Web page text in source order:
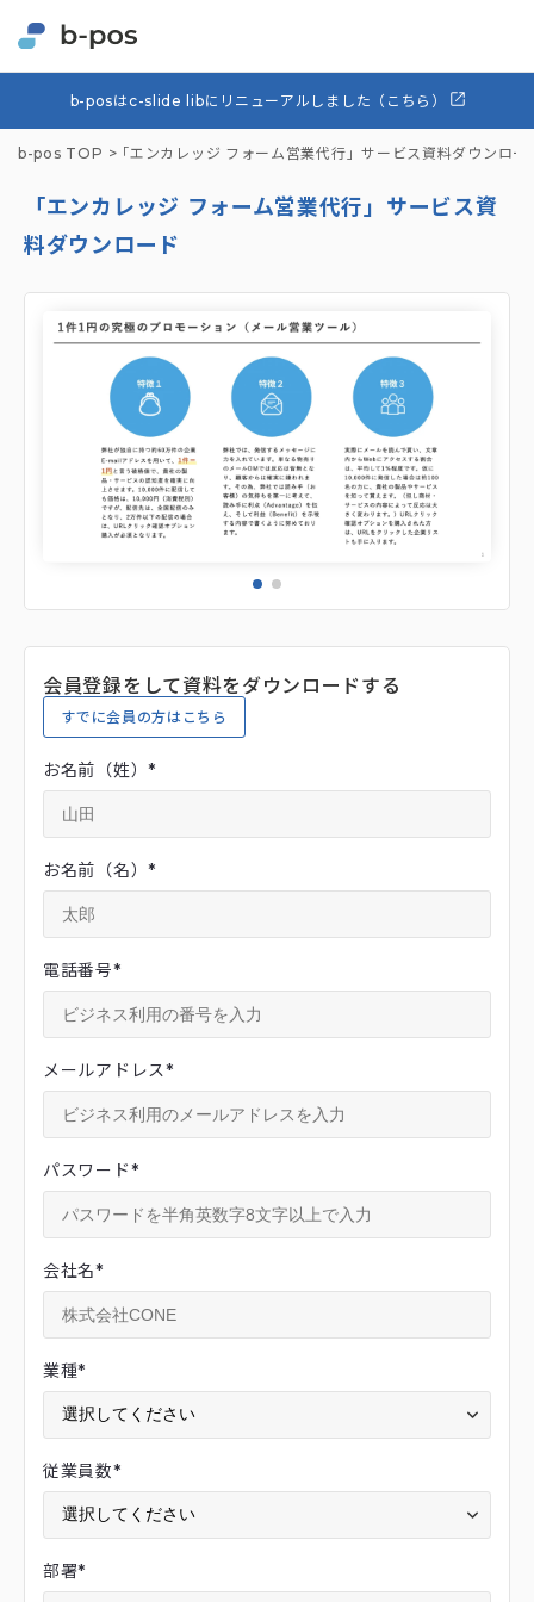
b-posはc-slide libにリニューアルしました（こちら）
b-pos TOP 「エンカレッジ フォーム営業代行」サービス資料ダウンロー
「エンカレッジ フォーム営業代行」サービス資
料ダウンロード
会員登録をして資料をダウンロードする
すでに会員の方はこちら
お名前（姓）*
お名前（名）*
電話番号*
メールアドレス*
パスワード*
会社名*
業種*
従業員数*
部署*